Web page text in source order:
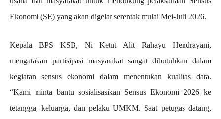
Ekonomi (SE) yang akan digelar serentak mulai Mei-Juli 2026.
Kepala BPS KSB, Ni Ketut Alit Rahayu Hendrayani,
mengatakan partisipasi masyarakat sangat dibutuhkan dalam
kegiatan sensus ekonomi dalam menentukan kualitas data.
“Kami minta bantu sosialisasikan Sensus Ekonomi 2026 ke
tetangga, keluarga, dan pelaku UMKM. Saat petugas datang,